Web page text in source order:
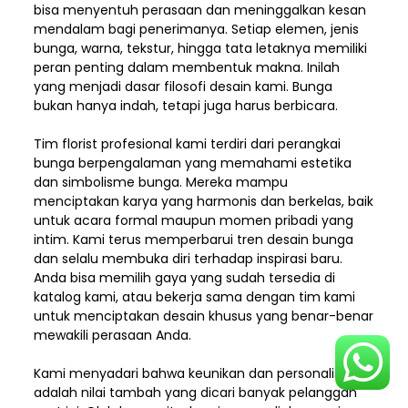
bisa menyentuh perasaan dan meninggalkan kesan
mendalam bagi penerimanya. Setiap elemen, jenis
bunga, warna, tekstur, hingga tata letaknya memiliki
peran penting dalam membentuk makna. Inilah
yang menjadi dasar filosofi desain kami. Bunga
bukan hanya indah, tetapi juga harus berbicara.
Tim florist profesional kami terdiri dari perangkai
bunga berpengalaman yang memahami estetika
dan simbolisme bunga. Mereka mampu
menciptakan karya yang harmonis dan berkelas, baik
untuk acara formal maupun momen pribadi yang
intim. Kami terus memperbarui tren desain bunga
dan selalu membuka diri terhadap inspirasi baru.
Anda bisa memilih gaya yang sudah tersedia di
katalog kami, atau bekerja sama dengan tim kami
untuk menciptakan desain khusus yang benar-benar
mewakili perasaan Anda.
Kami menyadari bahwa keunikan dan personalisasi
adalah nilai tambah yang dicari banyak pelanggan